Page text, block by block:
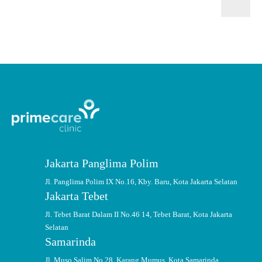
Jakarta Panglima Polim
Jl. Panglima Polim IX No.16, Kby. Baru, Kota Jakarta Selatan
Jakarta Tebet
Jl. Tebet Barat Dalam II No.46 14, Tebet Barat, Kota Jakarta
Selatan
Samarinda
Jl. Muso Salim No.28, Karang Mumus, Kota Samarinda